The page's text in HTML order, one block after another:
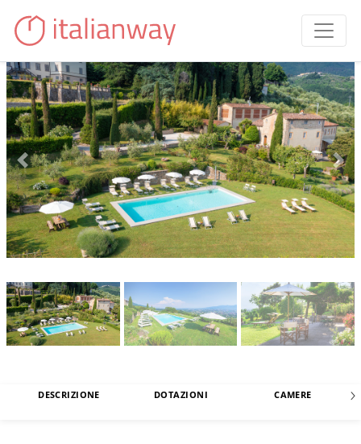
DESCRIZIONE DOTAZIONI CAMERE